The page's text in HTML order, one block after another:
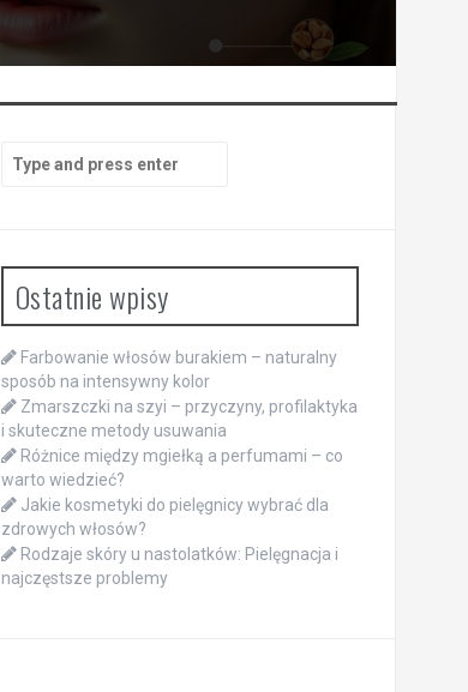
for:
Ostatnie wpisy
Farbowanie włosów burakiem – naturalny
sposób na intensywny kolor
Zmarszczki na szyi – przyczyny, profilaktyka
i skuteczne metody usuwania
Różnice między mgiełką a perfumami – co
warto wiedzieć?
Jakie kosmetyki do pielęgnicy wybrać dla
zdrowych włosów?
Rodzaje skóry u nastolatków: Pielęgnacja i
najczęstsze problemy